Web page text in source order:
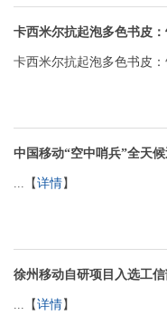
卡西米尔抗起泡多色书皮
卡西米尔抗起泡多色书皮
中国移动“空中哨兵”全天
...【详情】
徐州移动自研项目入选工
...【详情】